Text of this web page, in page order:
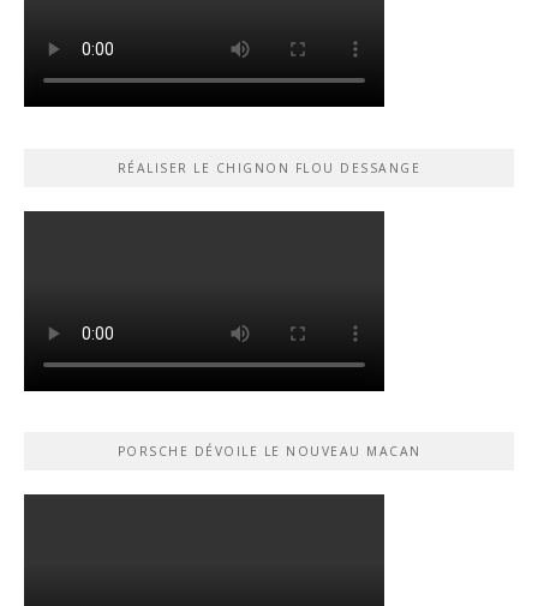
RÉALISER LE CHIGNON FLOU DESSANGE
PORSCHE DÉVOILE LE NOUVEAU MACAN